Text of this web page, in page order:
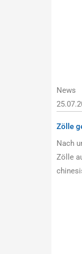
News
Zölle
Nach
Zölle